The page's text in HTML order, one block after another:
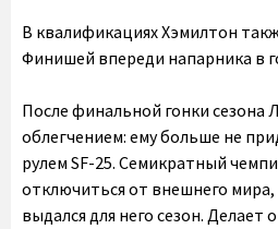
В квалификациях Хэмилтон
Финишей впереди напарника в
После финальной гонки сезона
облегчением: ему больше не
рулем SF-25. Семикратный
отключиться от внешнего
выдался для него сезон. Делает